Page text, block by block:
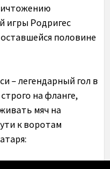
игры Родригес
половине
– легендарный гол в
на фланге,
мяч на
к воротам